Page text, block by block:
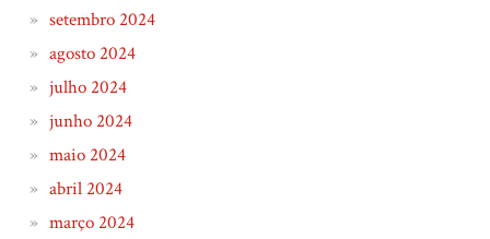
setembro 2024
agosto 2024
julho 2024
junho 2024
maio 2024
abril 2024
março 2024